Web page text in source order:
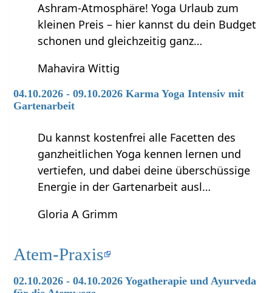
Ashram-Atmosphäre! Yoga Urlaub zum
kleinen Preis – hier kannst du dein Budget
schonen und gleichzeitig ganz…
Mahavira Wittig
04.10.2026 - 09.10.2026 Karma Yoga Intensiv mit
Gartenarbeit
Du kannst kostenfrei alle Facetten des
ganzheitlichen Yoga kennen lernen und
vertiefen, und dabei deine überschüssige
Energie in der Gartenarbeit ausl…
Gloria A Grimm
Atem-Praxis
02.10.2026 - 04.10.2026 Yogatherapie und Ayurveda